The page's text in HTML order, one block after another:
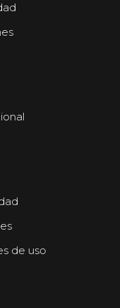
de uso